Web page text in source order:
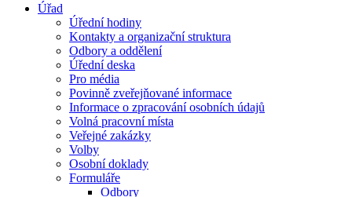
Úřad
Úřední hodiny
Kontakty a organizační struktura
Odbory a oddělení
Úřední deska
Pro média
Povinně zveřejňované informace
Informace o zpracování osobních údajů
Volná pracovní místa
Veřejné zakázky
Volby
Osobní doklady
Formuláře
Odbory